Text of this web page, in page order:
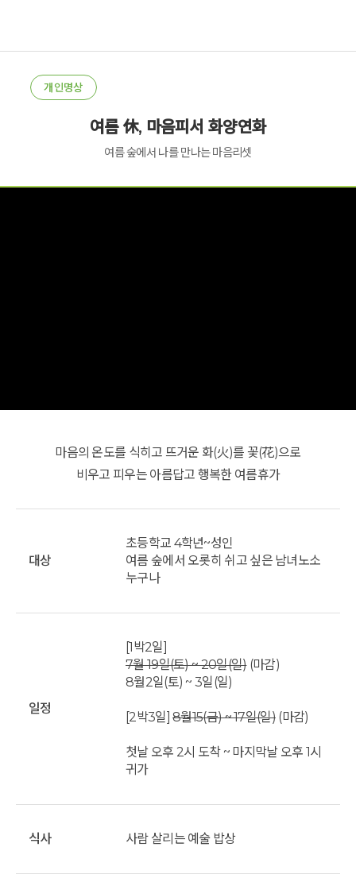
개인명상
여름 休, 마음피서 화양연화
여름 숲에서 나를 만나는 마음리셋
마음의 온도를 식히고 뜨거운 화(火)를 꽃(花)으로
비우고 피우는 아름답고 행복한 여름휴가
대상
초등학교 4학년~성인
여름 숲에서 오롯히 쉬고 싶은 남녀노소
누구나
일정
[1박2일]
7월 19일(토) ~ 20일(일)(마감)
8월2일(토) ~ 3일(일)
[2박3일]8월15(금) ~ 17일(일)(마감)
첫날 오후 2시 도착 ~ 마지막날 오후 1시
귀가
식사 사람 살리는 예술 밥상